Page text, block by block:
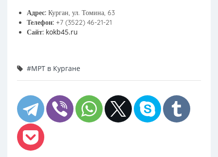
Адрес: Курган, ул. Томина, 63
Телефон: +7 (3522) 46-21-21
Сайт: kokb45.ru
#МРТ в Кургане